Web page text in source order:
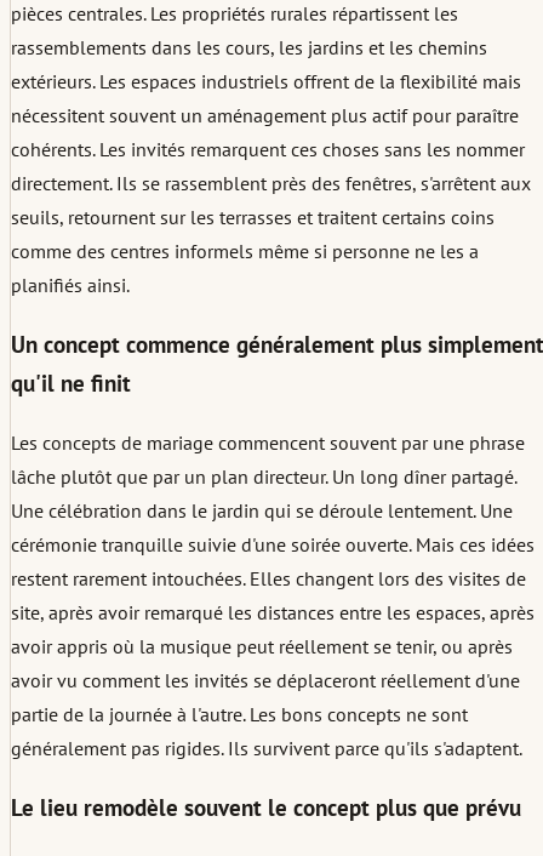
pièces centrales. Les propriétés rurales répartissent les
rassemblements dans les cours, les jardins et les chemins
extérieurs. Les espaces industriels offrent de la flexibilité mais
nécessitent souvent un aménagement plus actif pour paraître
cohérents. Les invités remarquent ces choses sans les nommer
directement. Ils se rassemblent près des fenêtres, s'arrêtent aux
seuils, retournent sur les terrasses et traitent certains coins
comme des centres informels même si personne ne les a
planifiés ainsi.
Un concept commence généralement plus simplement
qu'il ne finit
Les concepts de mariage commencent souvent par une phrase
lâche plutôt que par un plan directeur. Un long dîner partagé.
Une célébration dans le jardin qui se déroule lentement. Une
cérémonie tranquille suivie d'une soirée ouverte. Mais ces idées
restent rarement intouchées. Elles changent lors des visites de
site, après avoir remarqué les distances entre les espaces, après
avoir appris où la musique peut réellement se tenir, ou après
avoir vu comment les invités se déplaceront réellement d'une
partie de la journée à l'autre. Les bons concepts ne sont
généralement pas rigides. Ils survivent parce qu'ils s'adaptent.
Le lieu remodèle souvent le concept plus que prévu